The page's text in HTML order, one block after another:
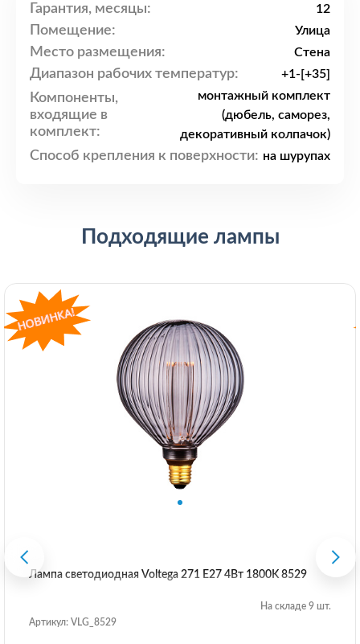
Гарантия, месяцы: 12
Помещение: Улица
Место размещения: Стена
Диапазон рабочих температур: +1-[+35]
Компоненты,
входящие в
комплект:
монтажный комплект
(дюбель, саморез,
декоративный колпачок)
Способ крепления к поверхности: на шурупах
Подходящие лампы
Лампа светодиодная Voltega 271 E27 4Вт 1800K 8529
На складе 9 шт.
Артикул: VLG_8529